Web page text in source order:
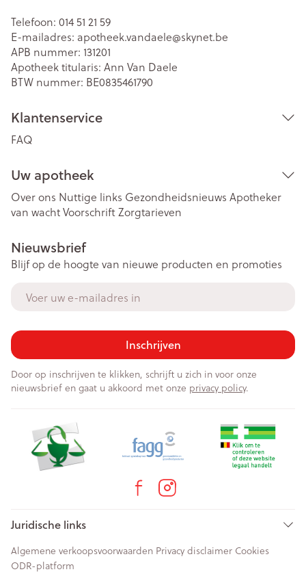
Telefoon: 014 51 21 59
E-mailadres: apotheek.vandaele@skynet.be
APB nummer: 131201
Apotheek titularis: Ann Van Daele
BTW nummer: BE0835461790
Klantenservice
FAQ
Uw apotheek
Over ons Nuttige links Gezondheidsnieuws Apotheker
van wachtVoorschriftZorgtarieven
Nieuwsbrief
Blijf op de hoogte van nieuwe producten en promoties
Inschrijven
Door op inschrijven te klikken, schrijft u zich in voor onze
nieuwsbrief en gaat u akkoord met onze privacy policy.
Juridische links
Algemene verkoopsvoorwaarden Privacy disclaimer Cookies
ODR-platform